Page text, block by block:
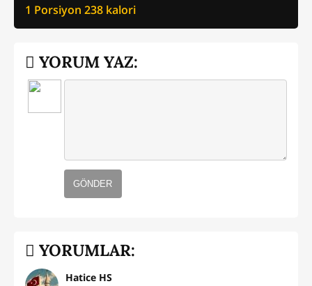
1 Porsiyon 238 kalori
YORUM YAZ:
GÖNDER
YORUMLAR:
Hatice HS